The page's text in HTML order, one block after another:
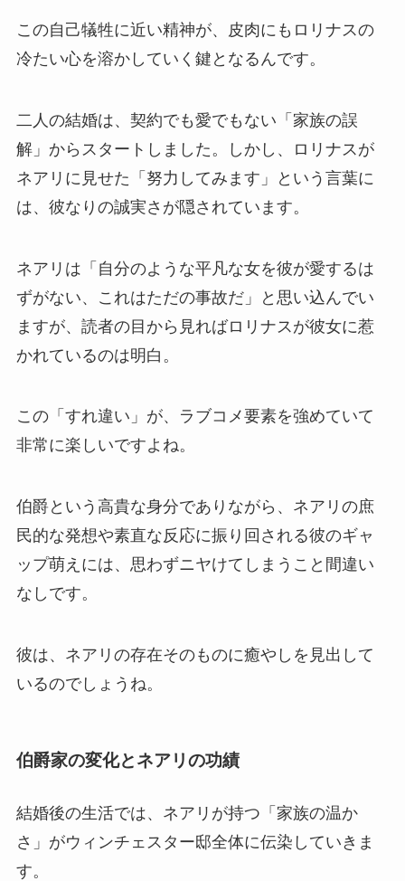
この自己犠牲に近い精神が、皮肉にもロリナスの
冷たい心を溶かしていく鍵となるんです。
二人の結婚は、契約でも愛でもない「家族の誤
解」からスタートしました。しかし、ロリナスが
ネアリに見せた「努力してみます」という言葉に
は、彼なりの誠実さが隠されています。
ネアリは「自分のような平凡な女を彼が愛するは
ずがない、これはただの事故だ」と思い込んでい
ますが、読者の目から見ればロリナスが彼女に惹
かれているのは明白。
この「すれ違い」が、ラブコメ要素を強めていて
非常に楽しいですよね。
伯爵という高貴な身分でありながら、ネアリの庶
民的な発想や素直な反応に振り回される彼のギャ
ップ萌えには、思わずニヤけてしまうこと間違い
なしです。
彼は、ネアリの存在そのものに癒やしを見出して
いるのでしょうね。
伯爵家の変化とネアリの功績
結婚後の生活では、ネアリが持つ「家族の温か
さ」がウィンチェスター邸全体に伝染していきま
す。